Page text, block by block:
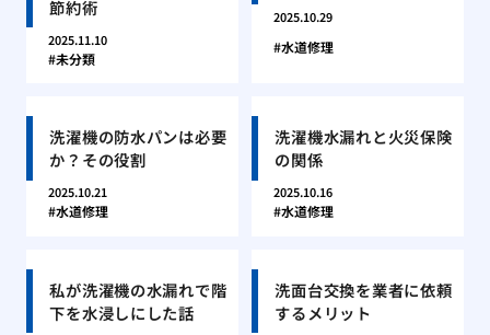
節約術
2025.11.10
未分類
2025.10.29
水道修理
洗濯機の防水パンは必要
か？その役割
2025.10.21
水道修理
洗濯機水漏れと火災保険
の関係
2025.10.16
水道修理
私が洗濯機の水漏れで階
下を水浸しにした話
洗面台交換を業者に依頼
するメリット